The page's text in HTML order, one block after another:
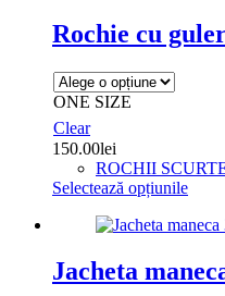
multe
Rochie cu
ONE SIZE
Clear
150.00lei
ROCHII
Selectează opțiunileAcest
are
multe
Jacheta